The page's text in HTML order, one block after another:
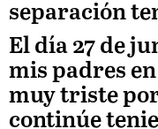
separación
El día 27 de
mis padres
muy triste
continúe